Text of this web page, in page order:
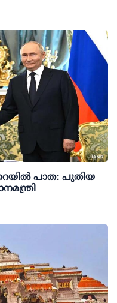
റെയില്‍ പാത: പുതിയ